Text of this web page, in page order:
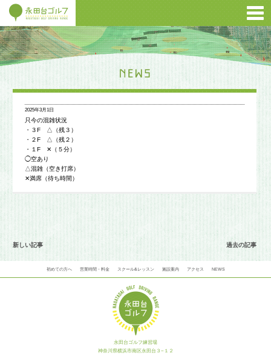
2025年3月1日
只今の混雑状況
・３F △（残３）
・２F △（残２）
・１F ✕（５分）
◯空あり
△混雑（空き打席）
✕満席（待ち時間）
新しい記事 過去の記事
初めての方へ 営業時間・料金 スクール&レッスン 施設案内 アクセス NEWS
永田台ゴルフ練習場
神奈川県横浜市南区永田台３−１２